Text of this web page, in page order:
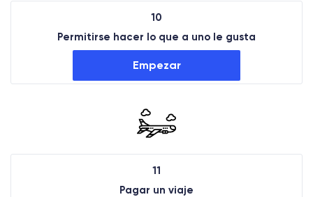
10
Permitirse hacer lo que a uno le gusta
Empezar
11
Pagar un viaje